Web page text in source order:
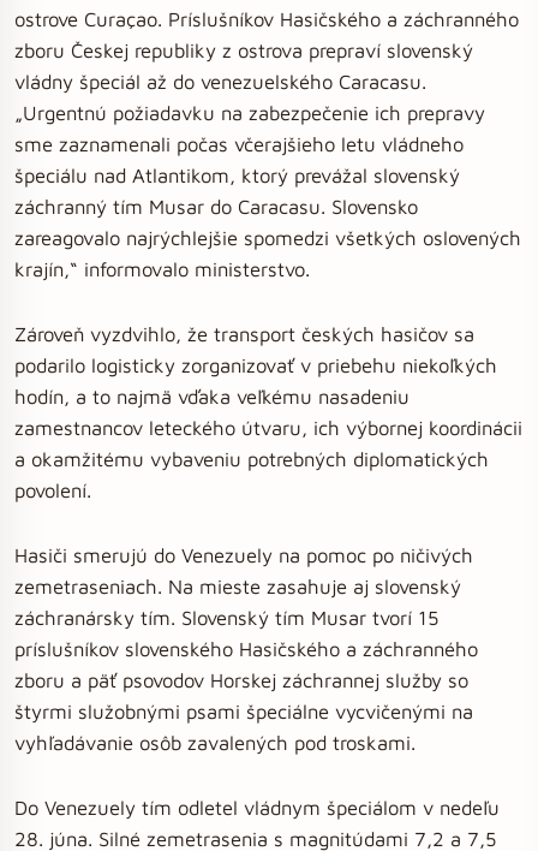
ostrove Curaçao. Príslušníkov Hasičského a záchranného
zboru Českej republiky z ostrova prepraví slovenský
vládny špeciál až do venezuelského Caracasu.
„Urgentnú požiadavku na zabezpečenie ich prepravy
sme zaznamenali počas včerajšieho letu vládneho
špeciálu nad Atlantikom, ktorý prevážal slovenský
záchranný tím Musar do Caracasu. Slovensko
zareagovalo najrýchlejšie spomedzi všetkých oslovených
krajín,“ informovalo ministerstvo.
Zároveň vyzdvihlo, že transport českých hasičov sa
podarilo logisticky zorganizovať v priebehu niekoľkých
hodín, a to najmä vďaka veľkému nasadeniu
zamestnancov leteckého útvaru, ich výbornej koordinácii
a okamžitému vybaveniu potrebných diplomatických
povolení.
Hasiči smerujú do Venezuely na pomoc po ničivých
zemetraseniach. Na mieste zasahuje aj slovenský
záchranársky tím. Slovenský tím Musar tvorí 15
príslušníkov slovenského Hasičského a záchranného
zboru a päť psovodov Horskej záchrannej služby so
štyrmi služobnými psami špeciálne vycvičenými na
vyhľadávanie osôb zavalených pod troskami.
Do Venezuely tím odletel vládnym špeciálom v nedeľu
28. júna. Silné zemetrasenia s magnitúdami 7,2 a 7,5